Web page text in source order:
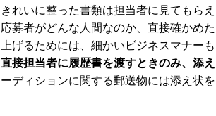
れいに整った書類は担当者に見てもらえ
募者がどんな人間なのか、直接確かめた
げるためには、細かいビジネスマナーも
直接担当者に履歴書を渡すときのみ、添え
ディションに関する郵送物には添え状を